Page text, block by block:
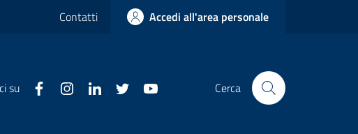
Contatti Accedi all'area personale
su Cerca